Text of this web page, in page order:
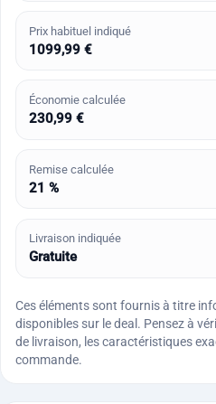
Prix habituel indiqué
1099,99 €
Économie calculée
230,99 €
Remise calculée
21 %
Livraison indiquée
Gratuite
Ces éléments sont fournis à titre
disponibles sur le deal. Pensez à
de livraison, les caractéristiques
commande.